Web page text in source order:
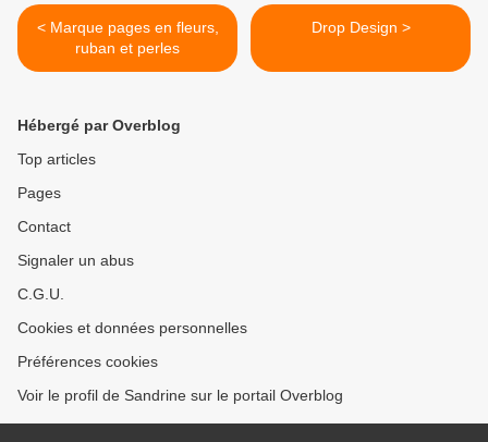
< Marque pages en fleurs,
ruban et perles
Drop Design >
Hébergé par Overblog
Top articles
Pages
Contact
Signaler un abus
C.G.U.
Cookies et données personnelles
Préférences cookies
Voir le profil de Sandrine sur le portail Overblog